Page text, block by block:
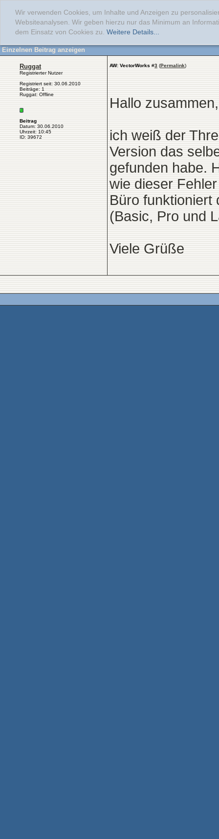
Wir verwenden Cookies, um Inhalte und Anzeigen zu
Websiteanalysen. Wir geben hierzu nur das Minimum an
dem Einsatz von Cookies zu. Weitere Details...
Einzelnen Beitrag anzeigen
Ruggat
Registrierter Nutzer
Registriert seit: 30.06.2010
Beiträge: 1
Ruggat: Offline
Beitrag
Datum: 30.06.2010
Uhrzeit: 10:45
ID: 39672
AW: VectorWorks #3 (Permalink)
Hallo zusammen,
ich weiß der
Version das
gefunden habe.
wie dieser
Büro funktioniert
(Basic, Pro und
Viele Grüße